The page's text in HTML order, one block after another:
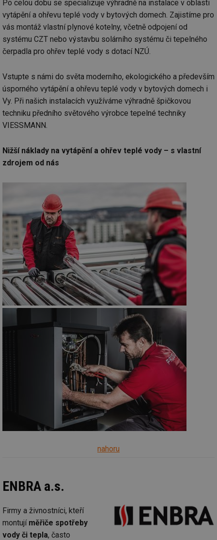
Po celou dobu se specializuje výhradně na instalace v oblasti
vytápění a ohřevu teplé vody v bytových domech. Zajistíme pro
vás montáž vlastní plynové kotelny, včetně odpojení od
systému CZT nebo výstavbu solárního systému či tepelného
čerpadla pro ohřev teplé vody s dotací NZÚ.
Vstupte s námi do světa moderního, ekologického a především
úsporného vytápění a ohřevu teplé vody v bytových domech i
Vy. Při našich instalacích využíváme výhradně špičkovou
techniku předního světového výrobce tepelné techniky
VIESSMANN.
Nižší náklady na vytápění a ohřev teplé vody – s vlastní
zdrojem od nás
nahoru
ENBRA a.s.
Firmy a živnostníci, kteří
montují měřiče spotřeby
vody či tepla, často